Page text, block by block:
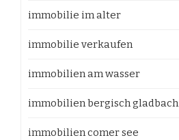
immobilie im alter
immobilie verkaufen
immobilien am wasser
immobilien bergisch gladbach
immobilien comer see